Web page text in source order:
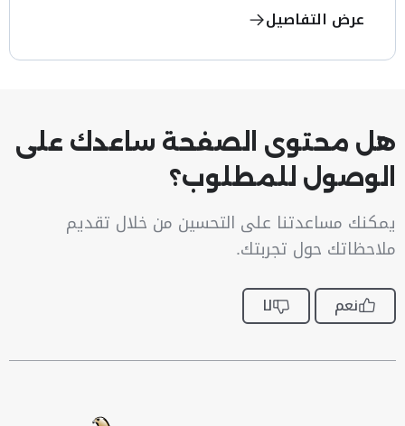
عرض التفاصيل
هل محتوى الصفحة ساعدك على
الوصول للمطلوب؟
يمكنك مساعدتنا على التحسين من خلال تقديم
ملاحظاتك حول تجربتك.
نعم لا